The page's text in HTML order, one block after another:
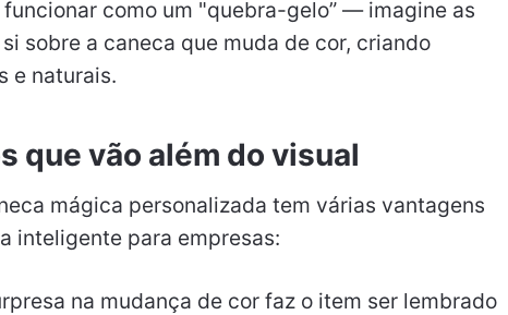
como um "quebra-gelo” — imagine as
sobre a caneca que muda de cor, criando
e naturais.
que vão além do visual
mágica personalizada tem várias vantagens
inteligente para empresas:
na mudança de cor faz o item ser lembrado